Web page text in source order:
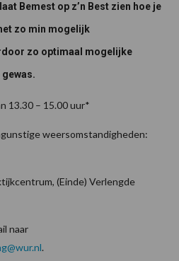
Bemest op z’n Best zien hoe je
zo min mogelijk
zo optimaal mogelijke
13.30 – 15.00 uur*
weersomstandigheden:
(Einde) Verlengde
naar
.